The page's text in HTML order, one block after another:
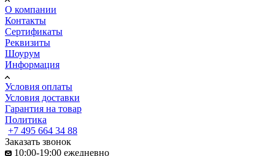
О компании
Контакты
Сертификаты
Реквизиты
Шоурум
Информация
Условия оплаты
Условия доставки
Гарантия на товар
Политика
+7 495 664 34 88
Заказать звонок
10:00-19:00 ежедневно